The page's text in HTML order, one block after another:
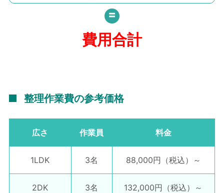
費用合計
整理作業費の参考価格
広さ 作業員 料金
1LDK 3名 88,000円 （税込）～
2DK 3名 132,000円 （税込）～